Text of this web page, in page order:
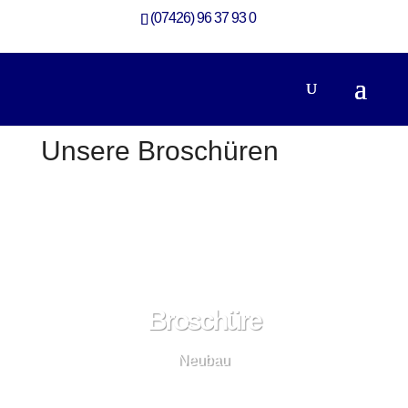
(07426) 96 37 93 0
Unsere Broschüren
Broschüre
Neubau